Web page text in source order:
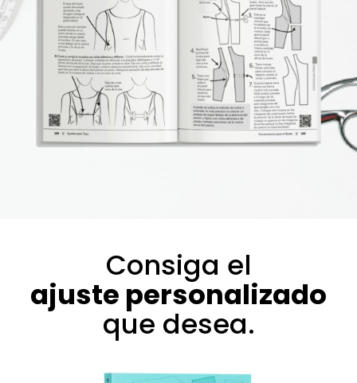
Consiga el
ajuste personalizado
que desea.